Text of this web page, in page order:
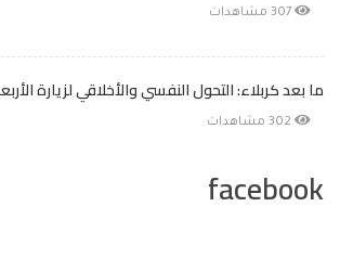
ما بعد كربلاء: التحول النفسي والأخلاقي لزيارة
facebook